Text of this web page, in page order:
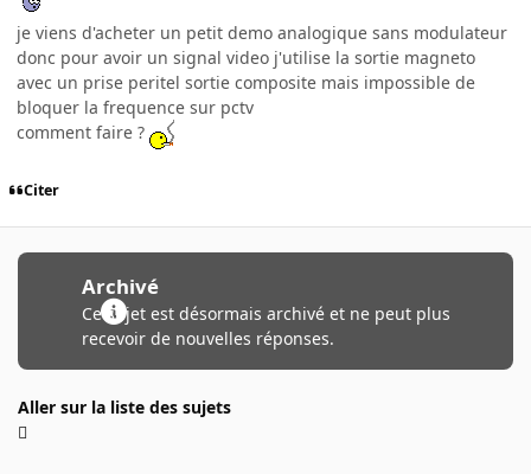
je viens d'acheter un petit demo analogique sans modulateur
donc pour avoir un signal video j'utilise la sortie magneto
avec un prise peritel sortie composite mais impossible de
bloquer la frequence sur pctv
comment faire ?
Citer
Archivé
Ce sujet est désormais archivé et ne peut plus
recevoir de nouvelles réponses.
Aller sur la liste des sujets